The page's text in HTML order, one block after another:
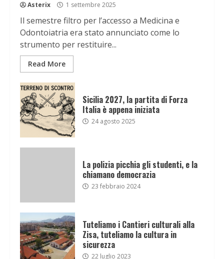
Asterix 1 settembre 2025
Il semestre filtro per l’accesso a Medicina e
Odontoiatria era stato annunciato come lo
strumento per restituire...
Read More
Sicilia 2027, la partita di Forza
Italia è appena iniziata
24 agosto 2025
La polizia picchia gli studenti, e la
chiamano democrazia
23 febbraio 2024
Tuteliamo i Cantieri culturali alla
Zisa, tuteliamo la cultura in
sicurezza
22 luglio 2023